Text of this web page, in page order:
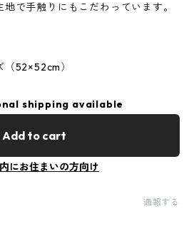
で手触りにもこだわっています。
52×52cm）
shipping available
Add to cart
にお住まいの方向け
通報する